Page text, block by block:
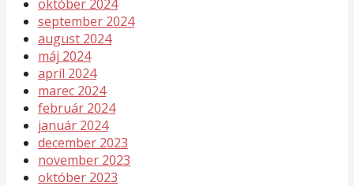
október 2024
september 2024
august 2024
máj 2024
apríl 2024
marec 2024
február 2024
január 2024
december 2023
november 2023
október 2023